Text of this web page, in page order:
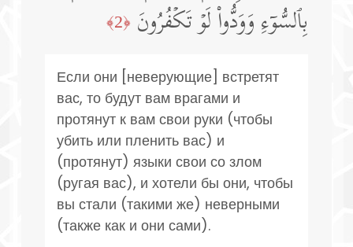
بِٱلسُّوۤءِ وَوَدُّوا۟ لَوۡ تَكۡفُرُونَ ﴿2﴾
Если они [неверующие] встретят
вас, то будут вам врагами и
протянут к вам свои руки (чтобы
убить или пленить вас) и
(протянут) языки свои со злом
(ругая вас), и хотели бы они, чтобы
вы стали (такими же) неверными
(также как и они сами).